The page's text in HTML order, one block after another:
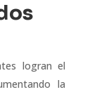
logran el
la